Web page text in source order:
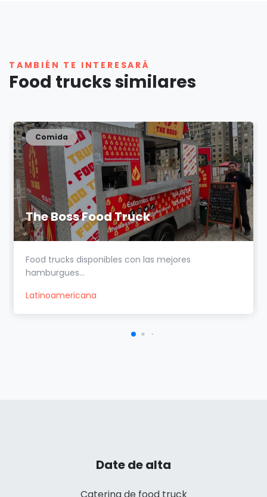
TAMBIÉN TE INTERESARÁ
Food trucks similares
The Boss Food Truck
Comida
Food trucks disponibles con las mejores
hamburgues...
Latinoamericana
Date de alta
Catering de food truck